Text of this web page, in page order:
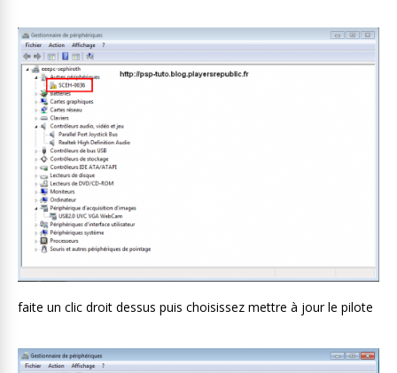
faite un clic droit dessus puis choisissez mettre à jour le pilote